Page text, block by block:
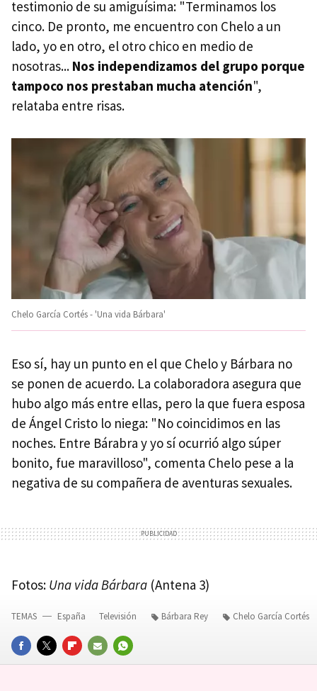
testimonio de su amiguísima: "Terminamos los
cinco. De pronto, me encuentro con Chelo a un
lado, yo en otro, el otro chico en medio de
nosotras... Nos independizamos del grupo porque
tampoco nos prestaban mucha atención",
relataba entre risas.
Chelo García Cortés - 'Una vida Bárbara'
Eso sí, hay un punto en el que Chelo y Bárbara no
se ponen de acuerdo. La colaboradora asegura que
hubo algo más entre ellas, pero la que fuera esposa
de Ángel Cristo lo niega: "No coincidimos en las
noches. Entre Bárabra y yo sí ocurrió algo súper
bonito, fue maravilloso", comenta Chelo pese a la
negativa de su compañera de aventuras sexuales.
Fotos: Una vida Bárbara (Antena 3)
FACEBOOKTWITTERFLIPBOARD
E-
WHATSAPP
TEMAS España Televisión Bárbara Rey Chelo García Cortés